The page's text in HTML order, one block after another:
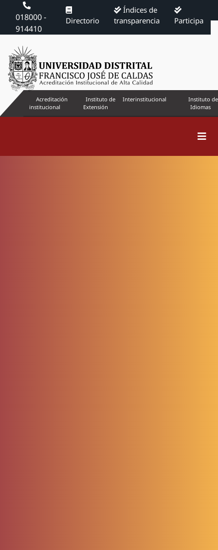
018000 -
914410
Directorio
Índices de
transparencia
Participa
Acreditación
institucional
Instituto de
Extensión
Interinstitucional
Instituto de
Idiomas